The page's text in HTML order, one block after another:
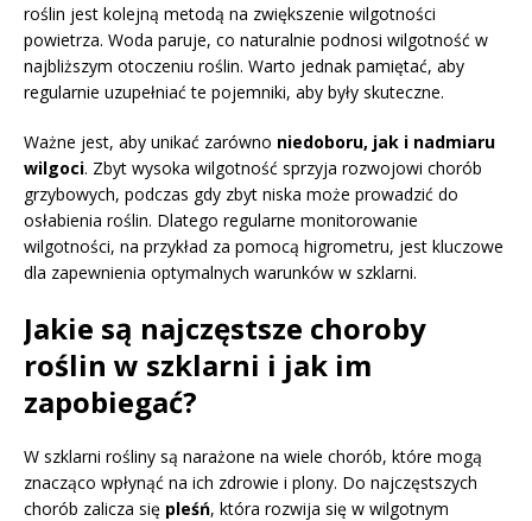
roślin jest kolejną metodą na zwiększenie wilgotności
powietrza. Woda paruje, co naturalnie podnosi wilgotność w
najbliższym otoczeniu roślin. Warto jednak pamiętać, aby
regularnie uzupełniać te pojemniki, aby były skuteczne.
Ważne jest, aby unikać zarówno niedoboru, jak i nadmiaru
wilgoci. Zbyt wysoka wilgotność sprzyja rozwojowi chorób
grzybowych, podczas gdy zbyt niska może prowadzić do
osłabienia roślin. Dlatego regularne monitorowanie
wilgotności, na przykład za pomocą higrometru, jest kluczowe
dla zapewnienia optymalnych warunków w szklarni.
Jakie są najczęstsze choroby
roślin w szklarni i jak im
zapobiegać?
W szklarni rośliny są narażone na wiele chorób, które mogą
znacząco wpłynąć na ich zdrowie i plony. Do najczęstszych
chorób zalicza się pleśń, która rozwija się w wilgotnym